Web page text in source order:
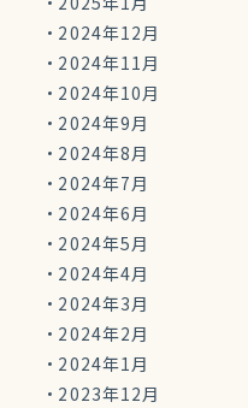
2024年12月
2024年11月
2024年10月
2024年9月
2024年8月
2024年7月
2024年6月
2024年5月
2024年4月
2024年3月
2024年2月
2024年1月
2023年12月